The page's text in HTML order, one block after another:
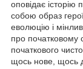
оповідає
собою образ
еволюцію і
про початковому
початкового
щось нове, щось